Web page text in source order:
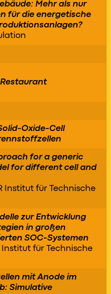
Mehr als nur
für die energetische
Oxide-Cell
for a generic
for different cell and
Institut für Technische
zur Entwicklung
in großen
SOC-Systemen
Institut für Technische
mit Anode im
Simulative